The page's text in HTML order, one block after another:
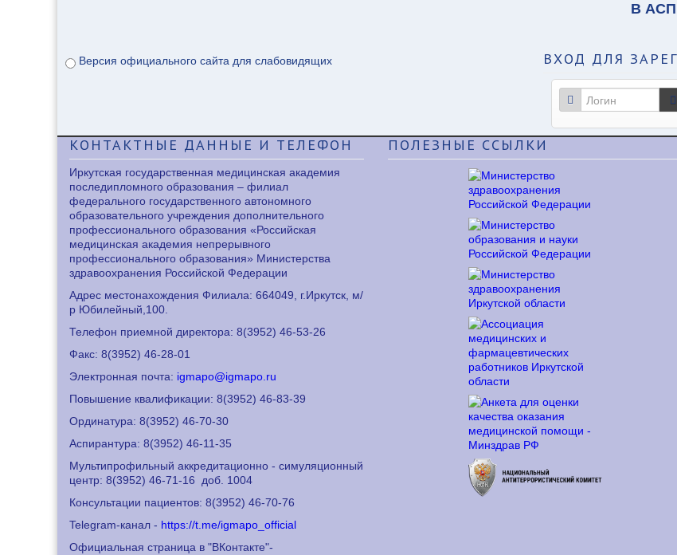
Версия официального сайта для слабовидящих
В
ВХОД ДЛЯ
КОНТАКТНЫЕ ДАННЫЕ И ТЕЛЕФОН
Иркутская государственная медицинская академия
последипломного образования – филиал
федерального государственного автономного
образовательного учреждения дополнительного
профессионального образования «Российская
медицинская академия непрерывного
профессионального образования» Министерства
здравоохранения Российской Федерации
Адрес местонахождения Филиала: 664049, г.Иркутск, м/
р Юбилейный,100.
Телефон приемной директора: 8(3952) 46-53-26
Факс: 8(3952) 46-28-01
Электронная почта: igmapo@igmapo.ru
Повышение квалификации: 8(3952) 46-83-39
Ординатура: 8(3952) 46-70-30
Аспирантура: 8(3952) 46-11-35
Мультипрофильный аккредитационно - симуляционный
центр: 8(3952) 46-71-16
доб. 1004
Консультации пациентов: 8(3952) 46-70-76
Telegram-канал - https://t.me/igmapo_official
Официальная страница в "ВКонтакте"-
ПОЛЕЗНЫЕ ССЫЛКИ